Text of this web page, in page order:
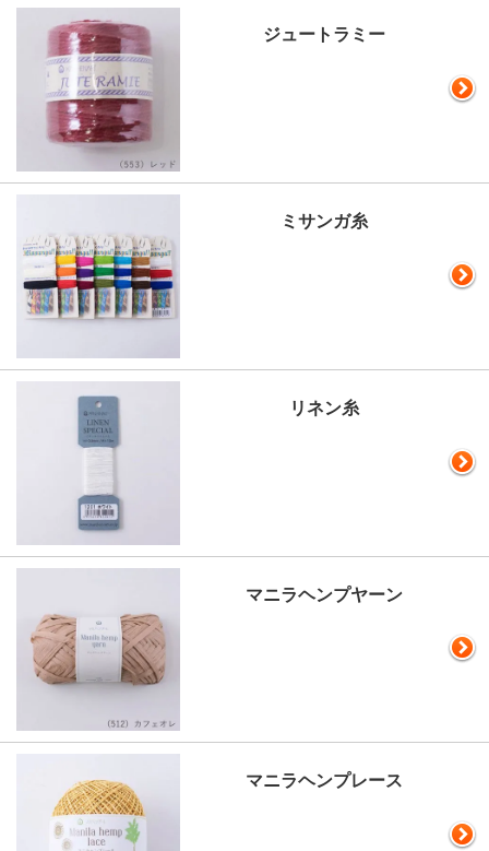
ジュートラミー
ミサンガ糸
リネン糸
マニラヘンプヤーン
マニラヘンプレース